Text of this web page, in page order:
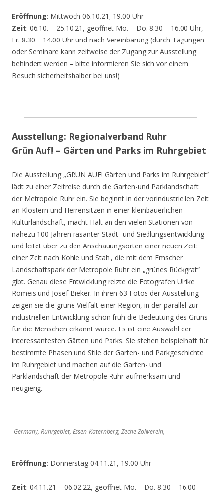
Eröffnung: Mittwoch 06.10.21, 19.00 Uhr
Zeit: 06.10. – 25.10.21, geöffnet Mo. – Do. 8.30 – 16.00 Uhr,
Fr. 8.30 – 14.00 Uhr und nach Vereinbarung (durch Tagungen
oder Seminare kann zeitweise der Zugang zur Ausstellung
behindert werden – bitte informieren Sie sich vor einem
Besuch sicherheitshalber bei uns!)
Ausstellung: Regionalverband Ruhr
Grün Auf! – Gärten und Parks im Ruhrgebiet
Die Ausstellung „GRÜN AUF! Gärten und Parks im Ruhrgebiet“
lädt zu einer Zeitreise durch die Garten-und Parklandschaft
der Metropole Ruhr ein. Sie beginnt in der vorindustriellen Zeit
an Klöstern und Herrensitzen in einer kleinbäuerlichen
Kulturlandschaft, macht Halt an den vielen Stationen von
nahezu 100 Jahren rasanter Stadt- und Siedlungsentwicklung
und leitet über zu den Anschauungsorten einer neuen Zeit:
einer Zeit nach Kohle und Stahl, die mit dem Emscher
Landschaftspark der Metropole Ruhr ein „grünes Rückgrat“
gibt. Genau diese Entwicklung reizte die Fotografen Ulrike
Romeis und Josef Bieker. In ihren 63 Fotos der Ausstellung
zeigen sie die grüne Vielfalt einer Region, in der parallel zur
industriellen Entwicklung schon früh die Bedeutung des Grüns
für die Menschen erkannt wurde. Es ist eine Auswahl der
interessantesten Gärten und Parks. Sie stehen beispielhaft für
bestimmte Phasen und Stile der Garten- und Parkgeschichte
im Ruhrgebiet und machen auf die Garten- und
Parklandschaft der Metropole Ruhr aufmerksam und
neugierig.
Germany, Ruhrgebiet, Essen-Katernberg, Zeche Zollverein,
Eröffnung: Donnerstag 04.11.21, 19.00 Uhr
Zeit: 04.11.21 – 06.02.22, geöffnet Mo. – Do. 8.30 – 16.00